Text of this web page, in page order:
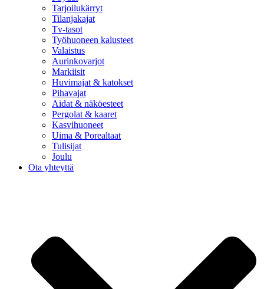
Tarjoilukärryt
Tilanjakajat
Tv-tasot
Työhuoneen kalusteet
Valaistus
Aurinkovarjot
Markiisit
Huvimajat & katokset
Pihavajat
Aidat & näköesteet
Pergolat & kaaret
Kasvihuoneet
Uima & Porealtaat
Tulisijat
Joulu
Ota yhteyttä